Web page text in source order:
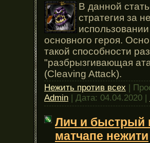
В данной
стратегия за
основного героя.
такой способности
"разбрызгивающая
(Cleaving Attack).
Нежить против всех |
Admin | Дата: 04.04.2020 |
Лич и быстрый
матчапе нежити